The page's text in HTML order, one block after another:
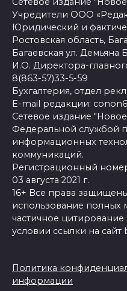
Учредители ООО
Юридический и
Ростовская область,
Багаевская ул. Демьяна
И.О. Директора-
8(863-57)33-5-59
Бухгалтерия, отдел
E-mail редакции:
Сетевое издание
Федеральной службой
информационных
коммуникаций.
Регистрационный
03 августа 2021 г.
16+ Все права
использование полных
частичное
условии ссылки на сайт
Политика
информации